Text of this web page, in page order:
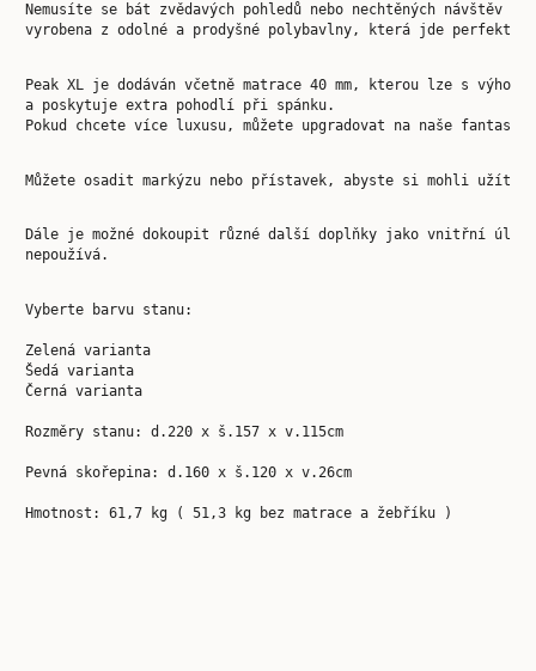
Nemusíte se bát zvědavých pohledů nebo nechtěných
vyrobena z odolné a prodyšné polybavlny, která jde perfektně
Peak XL je dodáván včetně matrace 40 mm, kterou lze s
a poskytuje extra pohodlí při spánku.
Pokud chcete více luxusu, můžete upgradovat na naše
Můžete osadit markýzu nebo přístavek, abyste si mohli užít
Dále je možné dokoupit různé další doplňky jako vnitřní
nepoužívá.
Vyberte barvu stanu:
Zelená varianta
Šedá varianta
Černá varianta
Rozměry stanu: d.220 x š.157 x v.115cm
Pevná skořepina: d.160 x š.120 x v.26cm
Hmotnost: 61,7 kg ( 51,3 kg bez matrace a žebříku )